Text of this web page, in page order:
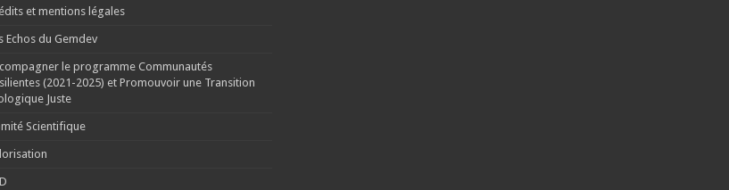
et mentions légales
Echos du Gemdev
le programme Communautés
(2021-2025) et Promouvoir une Transition
Juste
Scientifique